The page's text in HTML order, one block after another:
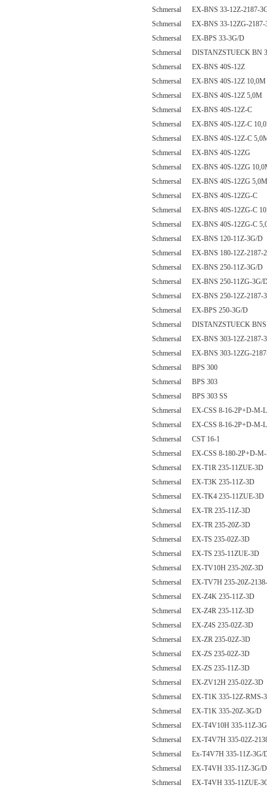
Schmersal EX-BNS 33-12Z-2187-
Schmersal EX-BNS 33-12ZG-2187-
Schmersal EX-BPS 33-3G/D
Schmersal DISTANZSTUECK BN
Schmersal EX-BNS 40S-12Z
Schmersal EX-BNS 40S-12Z 10,0M
Schmersal EX-BNS 40S-12Z 5,0M
Schmersal EX-BNS 40S-12Z-C
Schmersal EX-BNS 40S-12Z-C
Schmersal EX-BNS 40S-12Z-C
Schmersal EX-BNS 40S-12ZG
Schmersal EX-BNS 40S-12ZG
Schmersal EX-BNS 40S-12ZG 5,0M
Schmersal EX-BNS 40S-12ZG-C
Schmersal EX-BNS 40S-12ZG-C
Schmersal EX-BNS 40S-12ZG-C
Schmersal EX-BNS 120-11Z-3G/D
Schmersal EX-BNS 180-12Z-2187-
Schmersal EX-BNS 250-11Z-3G/D
Schmersal EX-BNS 250-11ZG-3G/
Schmersal EX-BNS 250-12Z-2187-
Schmersal EX-BPS 250-3G/D
Schmersal DISTANZSTUECK BNS
Schmersal EX-BNS 303-12Z-2187-
Schmersal EX-BNS 303-12ZG-
Schmersal BPS 300
Schmersal BPS 303
Schmersal BPS 303 SS
Schmersal EX-CSS 8-16-2P+D-M-
Schmersal EX-CSS 8-16-2P+D-M-
Schmersal CST 16-1
Schmersal EX-CSS 8-180-2P+D-
Schmersal EX-T1R 235-11ZUE-3D
Schmersal EX-T3K 235-11Z-3D
Schmersal EX-TK4 235-11ZUE-3D
Schmersal EX-TR 235-11Z-3D
Schmersal EX-TR 235-20Z-3D
Schmersal EX-TS 235-02Z-3D
Schmersal EX-TS 235-11ZUE-3D
Schmersal EX-TV10H 235-20Z-3D
Schmersal EX-TV7H 235-20Z-
Schmersal EX-Z4K 235-11Z-3D
Schmersal EX-Z4R 235-11Z-3D
Schmersal EX-Z4S 235-02Z-3D
Schmersal EX-ZR 235-02Z-3D
Schmersal EX-ZS 235-02Z-3D
Schmersal EX-ZS 235-11Z-3D
Schmersal EX-ZV12H 235-02Z-3D
Schmersal EX-T1K 335-12Z-RMS-
Schmersal EX-T1K 335-20Z-3G/D
Schmersal EX-T4V10H 335-11Z-
Schmersal EX-T4V7H 335-02Z-
Schmersal Ex-T4V7H 335-11Z-3G/
Schmersal EX-T4VH 335-11Z-3G/D
Schmersal EX-T4VH 335-11ZUE-